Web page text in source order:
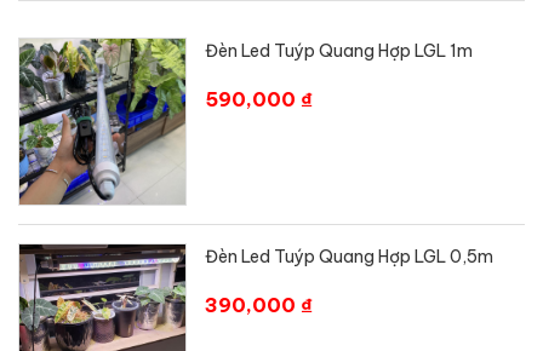
Đèn Led Tuýp Quang Hợp LGL 1m
590,000 ₫
Đèn Led Tuýp Quang Hợp LGL 0,5m
390,000 ₫